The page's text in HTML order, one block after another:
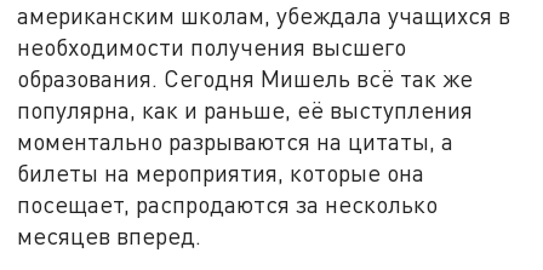
американским школам, убеждала учащихся в
необходимости получения высшего
образования. Сегодня Мишель всё так же
популярна, как и раньше, её выступления
моментально разрываются на цитаты, а
билеты на мероприятия, которые она
посещает, распродаются за несколько
месяцев вперед.